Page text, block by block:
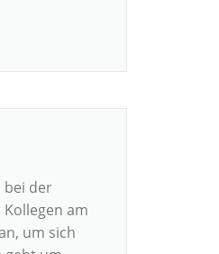
bei der
am
um sich